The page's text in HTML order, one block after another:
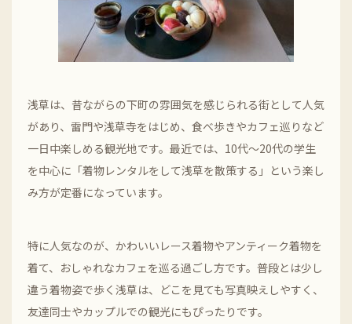
浅草は、昔ながらの下町の雰囲気を感じられる街として人気
があり、雷門や浅草寺をはじめ、食べ歩きやカフェ巡りなど
一日中楽しめる観光地です。最近では、10代～20代の学生
を中心に「着物レンタルをして浅草を散策する」という楽し
み方が定番になっています。
特に人気なのが、かわいいレース着物やアンティーク着物を
着て、おしゃれなカフェを巡る過ごし方です。普段とは少し
違う着物姿で歩く浅草は、どこを見ても写真映えしやすく、
友達同士やカップルでの観光にもぴったりです。